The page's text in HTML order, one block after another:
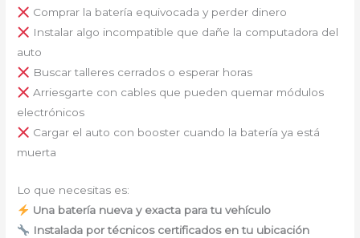
Comprar la batería equivocada y perder dinero
Instalar algo incompatible que dañe la computadora del
auto
Buscar talleres cerrados o esperar horas
Arriesgarte con cables que pueden quemar módulos
electrónicos
Cargar el auto con booster cuando la batería ya está
muerta
Lo que necesitas es:
Una batería nueva y exacta para tu vehículo
Instalada por técnicos certificados en tu ubicación